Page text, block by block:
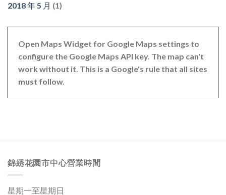
2018 年 5 月 (1)
Open Maps Widget for Google Maps settings to
configure the Google Maps API key. The map can't
work without it. This is a Google's rule that all sites
must follow.
錦綉花園市中心營業時間
星期一至星期日